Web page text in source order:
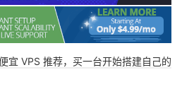
宜 VPS 推荐，买一台开始搭建自己的